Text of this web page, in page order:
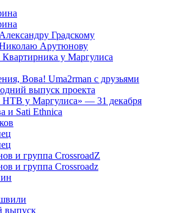
Градскому
Арутюнову
у Маргулиса
Вова! Uma2rman с друзьями
выпуск проекта
НТВ у Маргулиса» — 31 декабря
и Sati Ethnica
и группа CrossroadZ
и группа Crossroadz
выпуск